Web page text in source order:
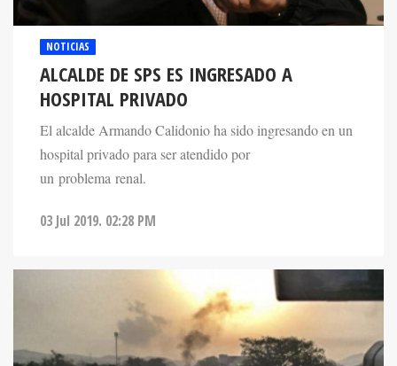
NOTICIAS
ALCALDE DE SPS ES INGRESADO A
HOSPITAL PRIVADO
El alcalde Armando Calidonio ha sido ingresando en un
hospital privado para ser atendido por
un problema renal.
03 Jul 2019. 02:28 PM